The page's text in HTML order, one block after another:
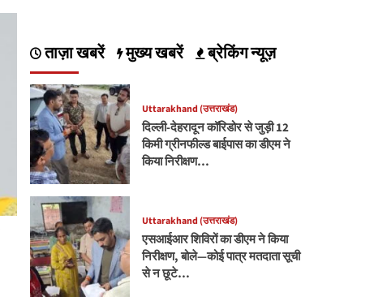
ताज़ा खबरें मुख्य खबरें ब्रेकिंग न्यूज़
Uttarakhand (उत्तराखंड)
दिल्ली-देहरादून कॉरिडोर से जुड़ी 12
किमी ग्रीनफील्ड बाईपास का डीएम ने
किया निरीक्षण…
Uttarakhand (उत्तराखंड)
एसआईआर शिविरों का डीएम ने किया
निरीक्षण, बोले—कोई पात्र मतदाता सूची
से न छूटे…